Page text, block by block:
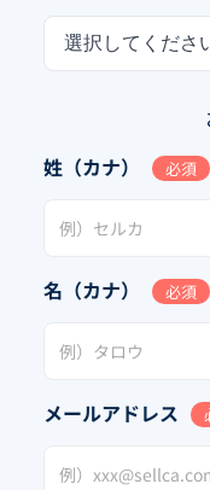
選択してくださ
姓（カナ） 必須
名（カナ） 必須
メールアドレス